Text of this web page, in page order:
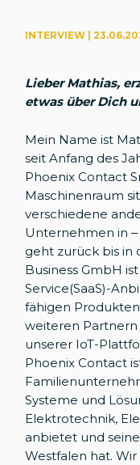
INTERVIEW |
Lieber Mathias,
etwas über Dich
Mein Name ist
seit Anfang des
Phoenix Contact
Maschinenraum
verschiedene
Unternehmen in
geht zurück bis in
Business GmbH
Service(SaaS)-
fähigen
weiteren
unserer IoT-
Phoenix Contact
Systeme und
Elektrotechnik,
anbietet und
Westfalen hat.